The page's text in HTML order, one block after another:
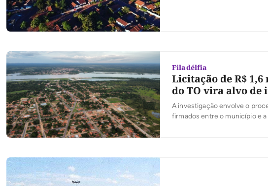
Filadélfia
Licitação de R$
do TO vira alvo de
A investigação envolve o
firmados entre o município e